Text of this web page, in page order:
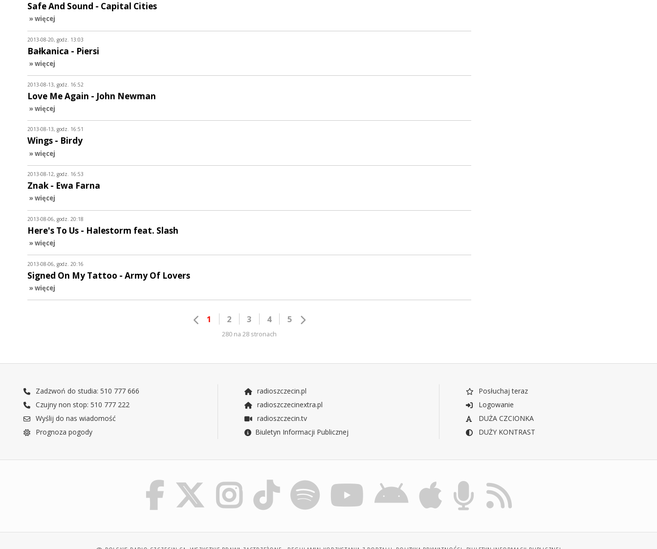
Safe And Sound - Capital Cities
» więcej
2013-08-20, godz. 13:03
Bałkanica - Piersi
» więcej
2013-08-13, godz. 16:52
Love Me Again - John Newman
» więcej
2013-08-13, godz. 16:51
Wings - Birdy
» więcej
2013-08-12, godz. 16:53
Znak - Ewa Farna
» więcej
2013-08-06, godz. 20:18
Here's To Us - Halestorm feat. Slash
» więcej
2013-08-06, godz. 20:16
Signed On My Tattoo - Army Of Lovers
» więcej
1 2 3 4 5
280 na 28 stronach
Zadzwoń do studia: 510 777 666
Czujny non stop: 510 777 222
Wyślij do nas wiadomość
Prognoza pogody
radioszczecin.pl
radioszczecinextra.pl
radioszczecin.tv
Biuletyn Informacji Publicznej
Posłuchaj teraz
Logowanie
DUŻA CZCIONKA
DUŻY KONTRAST